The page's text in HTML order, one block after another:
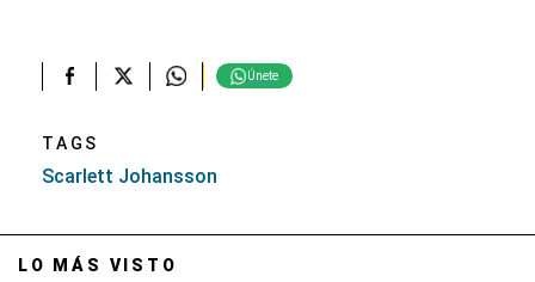
Únete
TAGS
Scarlett Johansson
LO MÁS VISTO